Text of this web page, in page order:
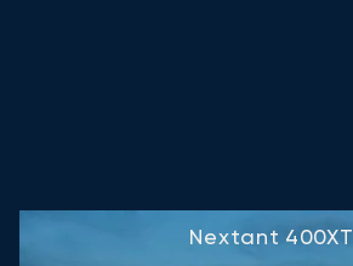
Nextant 400XT